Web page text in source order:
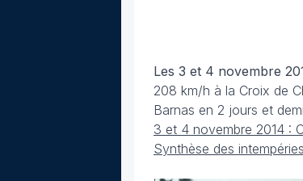
Les 3 et 4 novembre
208 km/h à la Croix de
Barnas en 2 jours et
3 et 4 novembre 2014 :
Synthèse des